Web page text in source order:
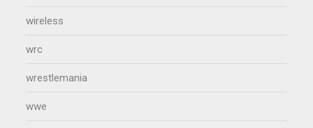
wireless
wrc
wrestlemania
wwe